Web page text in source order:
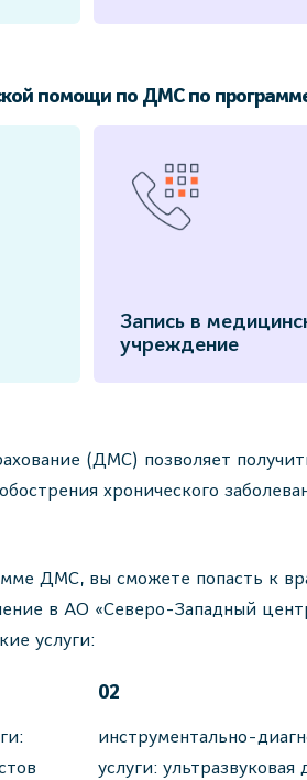
помощи по ДМС по
Запись в
учреждение
(ДМС) позволяет
хронического
ДМС, вы сможете попасть к
в АО «Северо-Западный
услуги:
02
инструментально-
услуги: ультразвуковая